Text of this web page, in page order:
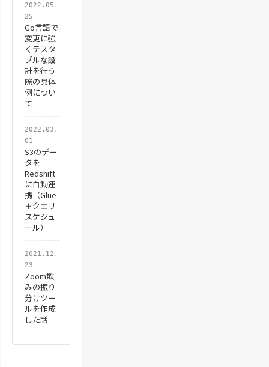
2022.05.
25
Go言語で
変更に強
くテスタ
ブルな設
計を行う
際の具体
例につい
て
2022.03.
01
S3のデー
タを
Redshift
に自動連
携（Glue
＋クエリ
スケジュ
ール）
2021.12.
23
Zoom飲
みの振り
分けツー
ルを作成
した話